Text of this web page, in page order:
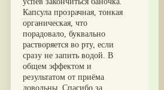
Лив 52(3)
more...
Моринга(14)
Перец кубеба(14)
Сахарный тростник
Бхунимба/Андрографис
метельчатый(13)
Гвоздика(13)
Кассия трубчатая(13)
Мезуя железная(13)
Капсула прозрачная, тонкая
органическая, что
порадовало, буквально
растворяется во рту, если
сразу не запить водой. В
общем эффектом и
результатом от приёма
довольны. Спасибо за